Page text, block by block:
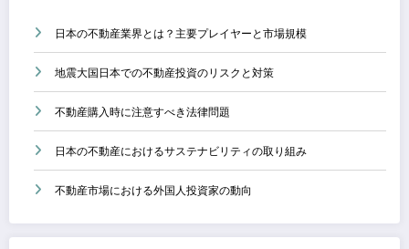
日本の不動産業界とは？主要プレイヤーと市場規模
地震大国日本での不動産投資のリスクと対策
不動産購入時に注意すべき法律問題
日本の不動産におけるサステナビリティの取り組み
不動産市場における外国人投資家の動向